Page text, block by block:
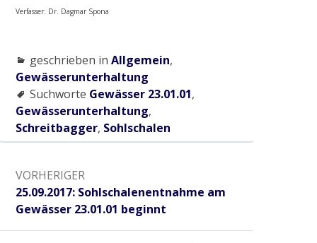
2016
Gewässerrenaturierung Zweigkanal –
Mündung
Radtour zum historischen Wehr
2017
Verfasser: Dr. Dagmar Spona
geschrieben in Allgemein,
Gewässerunterhaltung
Suchworte Gewässer 23.01.01,
Gewässerunterhaltung,
Schreitbagger, Sohlschalen
VORHERIGER
Vorheriger:
25.09.2017: Sohlschalenentnahme am
Gewässer 23.01.01 beginnt